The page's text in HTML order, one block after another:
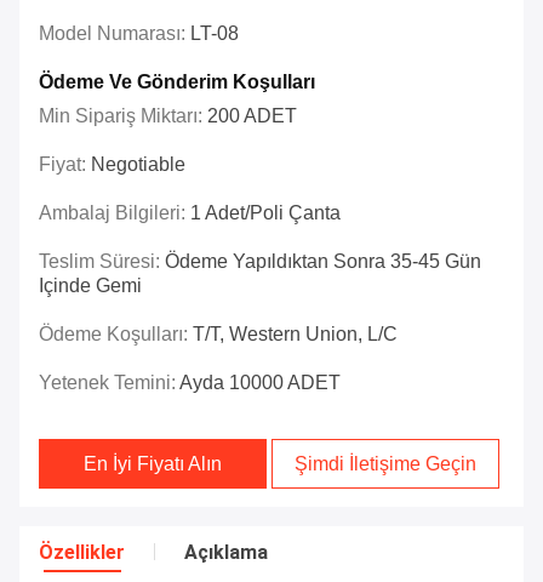
Model Numarası: LT-08
Ödeme Ve Gönderim Koşulları
Min Sipariş Miktarı: 200 ADET
Fiyat: Negotiable
Ambalaj Bilgileri: 1 Adet/poli Çanta
Teslim Süresi: Ödeme Yapıldıktan Sonra 35-45 Gün
Içinde Gemi
Ödeme Koşulları: T/T, Western Union, L/C
Yetenek Temini: Ayda 10000 ADET
En İyi Fiyatı Alın Şimdi İletişime Geçin
Özellikler Açıklama